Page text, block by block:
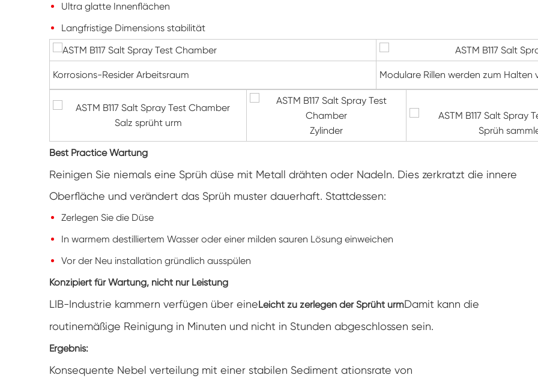
PV-Panel-Prüfgeräte
Kalte Klima kammer
PV-Degradationstestkammer
Konditionierung kammer
Wärme kalte Feuchtigkeit kammer
Stabilitäts kammer
Ultra glatte Innenflächen
Langfristige Dimensions stabilität
Korrosions-Resider Arbeitsraum Modulare Rillen werden zum Halten
Salz sprüht urm
Zylinder
Sprüh
Best Practice Wartung
Reinigen Sie niemals eine Sprüh düse mit Metall drähten oder Nadeln. Dies zerkratzt die innere
Oberfläche und verändert das Sprüh muster dauerhaft. Stattdessen:
Zerlegen Sie die Düse
In warmem destilliertem Wasser oder einer milden sauren Lösung einweichen
Vor der Neu installation gründlich ausspülen
Konzipiert für Wartung, nicht nur Leistung
LIB-Industrie kammern verfügen über eineLeicht zu zerlegen der Sprüht urmDamit kann die
routinemäßige Reinigung in Minuten und nicht in Stunden abgeschlossen sein.
Ergebnis:
Konsequente Nebel verteilung mit einer stabilen Sediment ationsrate von